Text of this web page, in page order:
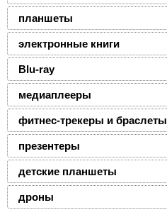
планшеты
электронные книги
Blu-ray
медиаплееры
фитнес-трекеры и браслеты
презентеры
детские планшеты
дроны